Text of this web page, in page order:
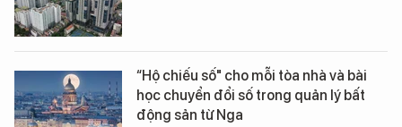
“Hộ chiếu số" cho mỗi tòa nhà và bài
học chuyển đổi số trong quản lý bất
động sản từ Nga